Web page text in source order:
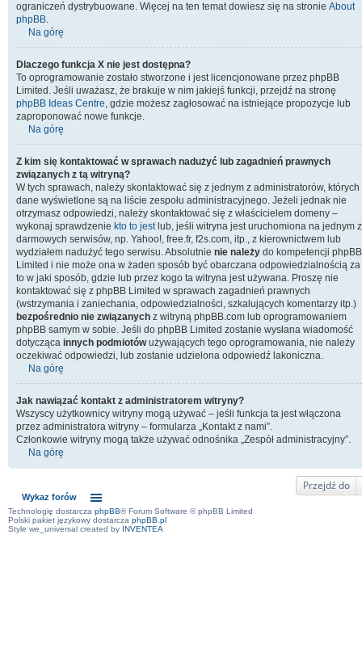
ograniczeń dystrybuowane. Więcej na ten temat dowiesz się na stronie About
phpBB.
Na górę
Dlaczego funkcja X nie jest dostępna?
To oprogramowanie zostało stworzone i jest licencjonowane przez phpBB
Limited. Jeśli uważasz, że brakuje w nim jakiejś funkcji, przejdź na stronę
phpBB Ideas Centre, gdzie możesz zagłosować na istniejące propozycje lub
zaproponować nowe funkcje.
Na górę
Z kim się kontaktować w sprawach nadużyć lub zagadnień prawnych
związanych z tą witryną?
W tych sprawach, należy skontaktować się z jednym z administratorów, których
dane wyświetlone są na liście zespołu administracyjnego. Jeżeli jednak nie
otrzymasz odpowiedzi, należy skontaktować się z właścicielem domeny –
wykonaj sprawdzenie kto to jestlub, jeśli witryna jest uruchomiona na jednym z
darmowych serwisów, np. Yahoo!, free.fr, f2s.com, itp., z kierownictwem lub
wydziałem nadużyć tego serwisu. Absolutnie nie należy do kompetencji phpBB
Limited i nie może ona w żaden sposób być obarczana odpowiedzialnością za
to w jaki sposób, gdzie lub przez kogo ta witryna jest używana. Proszę nie
kontaktować się z phpBB Limited w sprawach zagadnień prawnych
(wstrzymania i zaniechania, odpowiedzialności, szkalujących komentarzy itp.)
bezpośrednio nie związanych z witryną phpBB.com lub oprogramowaniem
phpBB samym w sobie. Jeśli do phpBB Limited zostanie wysłana wiadomość
dotycząca innych podmiotówużywających tego oprogramowania, nie należy
oczekiwać odpowiedzi, lub zostanie udzielona odpowiedź lakoniczna.
Na górę
Jak nawiązać kontakt z administratorem witryny?
Wszyscy użytkownicy witryny mogą używać – jeśli funkcja ta jest włączona
przez administratora witryny – formularza „Kontakt z nami”.
Członkowie witryny mogą także używać odnośnika „Zespół administracyjny”.
Na górę
Przejdź do
Wykaz forów
Technologię dostarcza phpBB® Forum Software © phpBB Limited
Polski pakiet językowy dostarcza phpBB.pl
Style we_universal created by INVENTEA